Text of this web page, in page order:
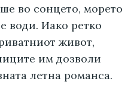
во сонцето, морето
води. Иако ретко
живот,
им дозволи
летна романса.